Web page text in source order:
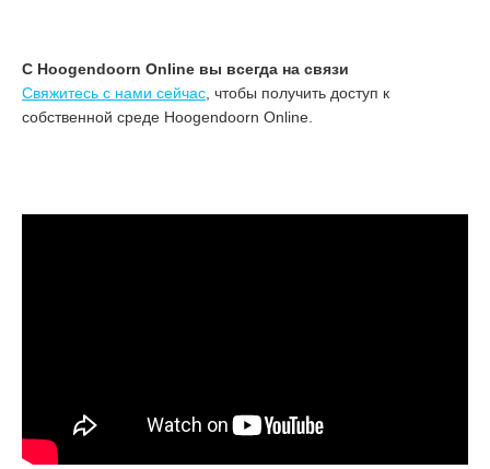
С Hoogendoorn Online вы всегда на связи
Свяжитесь с нами сейчас , чтобы получить доступ к
собственной среде Hoogendoorn Online.